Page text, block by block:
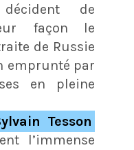
de
façon le
de Russie
emprunté par
en pleine
Tesson
l’immense